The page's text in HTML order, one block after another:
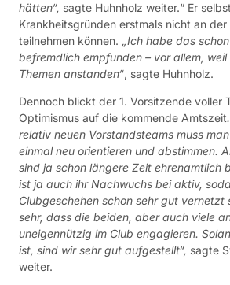
hätten“, sagte Huhnholz weiter.“ Er
Krankheitsgründen erstmals nicht an der
teilnehmen können. „Ich habe das
befremdlich empfunden – vor allem,
Themen anstanden“, sagte Huhnholz.
Dennoch blickt der 1. Vorsitzende voller
Optimismus auf die kommende Amtszeit.
relativ neuen Vorstandsteams muss
einmal neu orientieren und abstimmen.
sind ja schon längere Zeit ehrenamtlich
ist ja auch ihr Nachwuchs bei aktiv,
Clubgeschehen schon sehr gut vernetzt
sehr, dass die beiden, aber auch viele
uneigennützig im Club engagieren.
ist, sind wir sehr gut aufgestellt“, sagte
weiter.